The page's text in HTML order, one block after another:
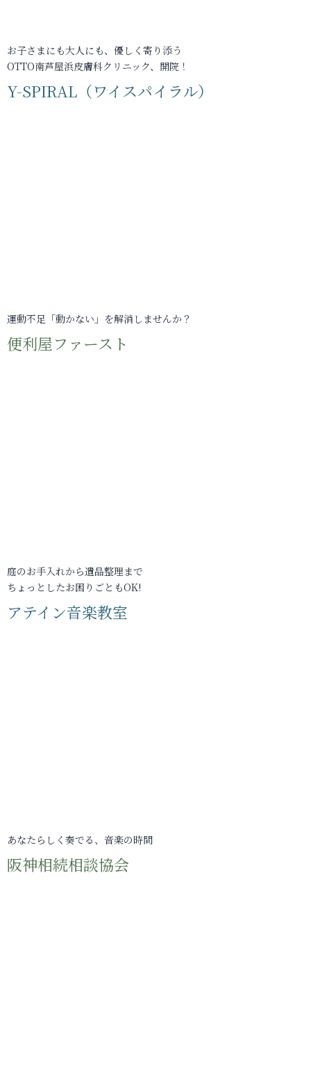
お子さまにも大人にも、優しく寄り添う
OTTO南芦屋浜皮膚科クリニック、開院！
Y-SPIRAL（ワイスパイラル）
運動不足「動かない」を解消しませんか？
便利屋ファースト
庭のお手入れから遺品整理まで
ちょっとしたお困りごともOK!
アテイン音楽教室
あなたらしく奏でる、音楽の時間
阪神相続相談協会